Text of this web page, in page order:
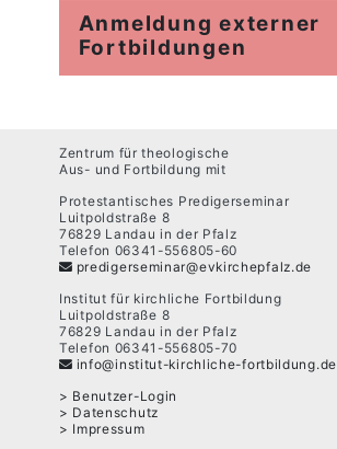
Anmeldung externer
Fortbildungen
Zentrum für theologische
Aus- und Fortbildung mit
Protestantisches Predigerseminar
Luitpoldstraße 8
76829 Landau in der Pfalz
Telefon 06341-556805-60
predigerseminar@evkirchepfalz.de
Institut für kirchliche Fortbildung
Luitpoldstraße 8
76829 Landau in der Pfalz
Telefon 06341-556805-70
info@institut-kirchliche-fortbildung.de
Benutzer-Login
Datenschutz
Impressum